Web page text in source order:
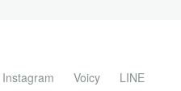
Instagram Voicy LINE